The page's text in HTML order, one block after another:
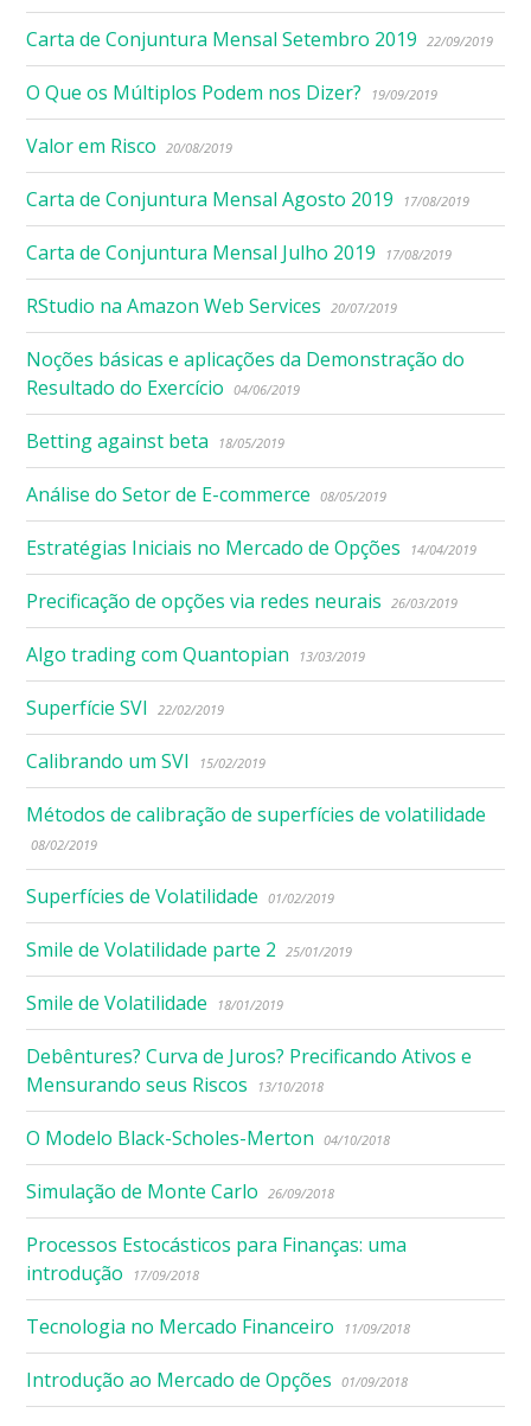
Carta de Conjuntura Mensal Setembro 2019 22/09/2019
O Que os Múltiplos Podem nos Dizer? 19/09/2019
Valor em Risco 20/08/2019
Carta de Conjuntura Mensal Agosto 2019 17/08/2019
Carta de Conjuntura Mensal Julho 2019 17/08/2019
RStudio na Amazon Web Services 20/07/2019
Noções básicas e aplicações da Demonstração do
Resultado do Exercício
04/06/2019
Betting against beta 18/05/2019
Análise do Setor de E-commerce 08/05/2019
Estratégias Iniciais no Mercado de Opções 14/04/2019
Precificação de opções via redes neurais 26/03/2019
Algo trading com Quantopian 13/03/2019
Superfície SVI 22/02/2019
Calibrando um SVI 15/02/2019
Métodos de calibração de superfícies de volatilidade
08/02/2019
Superfícies de Volatilidade 01/02/2019
Smile de Volatilidade parte 2 25/01/2019
Smile de Volatilidade 18/01/2019
Debêntures? Curva de Juros? Precificando Ativos e
Mensurando seus Riscos
13/10/2018
O Modelo Black-Scholes-Merton 04/10/2018
Simulação de Monte Carlo 26/09/2018
Processos Estocásticos para Finanças: uma
introdução
17/09/2018
Tecnologia no Mercado Financeiro 11/09/2018
Introdução ao Mercado de Opções 01/09/2018